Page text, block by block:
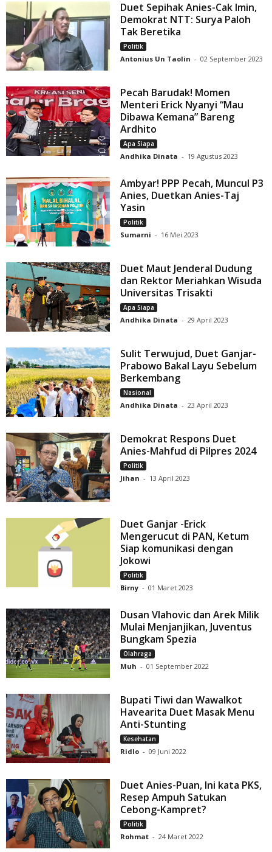
Duet Sepihak Anies-Cak Imin,
Demokrat NTT: Surya Paloh
Tak Beretika
Politik
Antonius Un Taolin - 02 September 2023
Pecah Barudak! Momen
Menteri Erick Nyanyi “Mau
Dibawa Kemana” Bareng
Ardhito
Apa Siapa
Andhika Dinata - 19 Agustus 2023
Ambyar! PPP Pecah, Muncul P3
Anies, Duetkan Anies-Taj
Yasin
Politik
Sumarni - 16 Mei 2023
Duet Maut Jenderal Dudung
dan Rektor Meriahkan Wisuda
Universitas Trisakti
Apa Siapa
Andhika Dinata - 29 April 2023
Sulit Terwujud, Duet Ganjar-
Prabowo Bakal Layu Sebelum
Berkembang
Nasional
Andhika Dinata - 23 April 2023
Demokrat Respons Duet
Anies-Mahfud di Pilpres 2024
Politik
Jihan - 13 April 2023
Duet Ganjar -Erick
Mengerucut di PAN, Ketum
Siap komunikasi dengan
Jokowi
Politik
Birny - 01 Maret 2023
Dusan Vlahovic dan Arek Milik
Mulai Menjanjikan, Juventus
Bungkam Spezia
Olahraga
Muh - 01 September 2022
Bupati Tiwi dan Wawalkot
Havearita Duet Masak Menu
Anti-Stunting
Kesehatan
Ridlo - 09 Juni 2022
Duet Anies-Puan, Ini kata PKS,
Resep Ampuh Satukan
Cebong-Kampret?
Politik
Rohmat - 24 Maret 2022